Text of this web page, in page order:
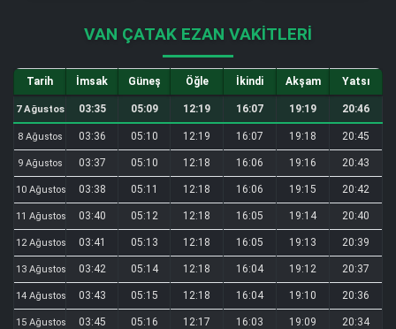
VAN ÇATAK EZAN VAKITLERI
Tarih İmsak Güneş Öğle İkindi Akşam Yatsı
7 Ağustos 03:35 05:09 12:19 16:07 19:19 20:46
8 Ağustos 03:36 05:10 12:19 16:07 19:18 20:45
9 Ağustos 03:37 05:10 12:18 16:06 19:16 20:43
10 Ağustos 03:38 05:11 12:18 16:06 19:15 20:42
11 Ağustos 03:40 05:12 12:18 16:05 19:14 20:40
12 Ağustos 03:41 05:13 12:18 16:05 19:13 20:39
13 Ağustos 03:42 05:14 12:18 16:04 19:12 20:37
14 Ağustos 03:43 05:15 12:18 16:04 19:10 20:36
15 Ağustos 03:45 05:16 12:17 16:03 19:09 20:34